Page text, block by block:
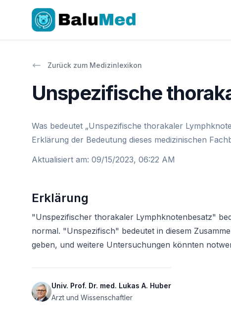
Zurück zum Medizinlexikon
Unspezifische
Was bedeutet „Unspezifische thorakaler
Erklärung der Bedeutung dieses medizinischen
Aktualisiert am: 09/15/2023, 06:22 AM
Erklärung
"Unspezifischer thorakaler Lymphknotenbesatz"
normal. "Unspezifisch" bedeutet in diesem
geben, und weitere Untersuchungen könnten
Univ. Prof. Dr. med. Lukas A. Huber
Arzt und Wissenschaftler